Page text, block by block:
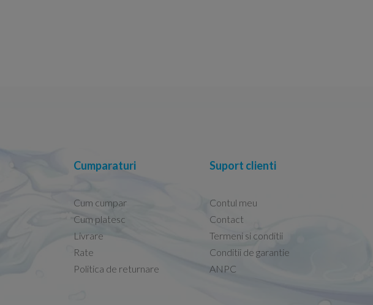
Capacele Grohe sunt de bună calitate și se
Marius -08.02.2026
Cumparaturi
Cum cumpar
Cum platesc
Livrare
Rate
Politica de returnare
Suport clienti
Contul meu
Contact
Termeni si conditii
Conditii de garantie
ANPC